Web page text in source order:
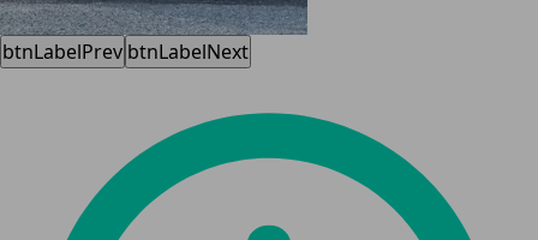
btnLabelPrev btnLabelNext